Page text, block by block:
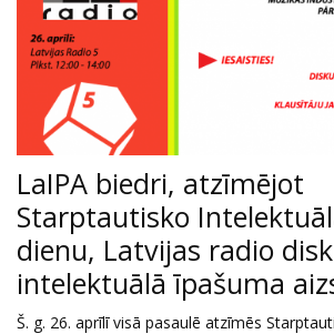
LaIPA biedri, atzīmējot
Starptautisko
dienu, Latvijas radio
intelektuālā īpašuma
Š. g. 26. aprīlī visā pasaulē atzīmēs